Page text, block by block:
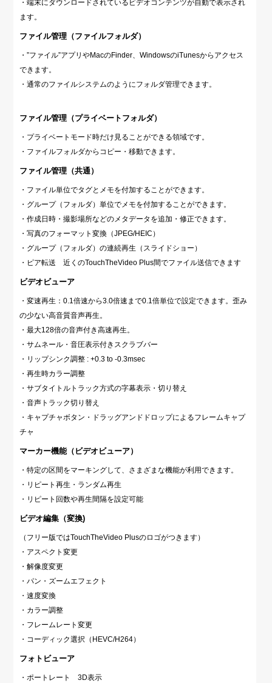
・端末にダウンロードされているビデオコンテンツが自動で表示され
ます。
ファイル管理（ファイルフォルダ）
・”ファイル”アプリやMacのFinder、WindowsのiTunesからアクセス
できます。
・通常のファイルシステムのようにフォルダ管理できます。
ファイル管理（プライベートフォルダ）
・プライベートモード時だけ見ることができる領域です。
・ファイルフォルダからコピー・移動できます。
ファイル管理（共通）
・ファイル単位でタグとメモを付加することができます。
・グループ（フォルダ）単位でメモを付加することができます。
・作成日時・撮影場所などのメタデータを追加・修正できます。
・写真のフォーマット変換（JPEG/HEIC）
・グループ（フォルダ）の連続再生（スライドショー）
・ピア転送 近くのTouchTheVideo Plus間でファイル送信できます
ビデオビューア
・変速再生：0.1倍速から3.0倍速まで0.1倍単位で設定できます。歪み
の少ない高音質音声再生。
・最大128倍の音声付き高速再生。
・サムネール・音圧表示付きスクラブバー
・リップシンク調整 : +0.3 to -0.3msec
・再生時カラー調整
・サブタイトルトラック方式の字幕表示・切り替え
・音声トラック切り替え
・キャプチャボタン・ドラッグアンドドロップによるフレームキャプ
チャ
マーカー機能（ビデオビューア）
・特定の区間をマーキングして、さまざまな機能が利用できます。
・リピート再生・ランダム再生
・リピート回数や再生間隔を設定可能
ビデオ編集（変換)
（フリー版ではTouchTheVideo Plusのロゴがつきます）
・アスペクト変更
・解像度変更
・パン・ズームエフェクト
・速度変換
・カラー調整
・フレームレート変更
・コーディック選択（HEVC/H264）
フォトビューア
・ポートレート 3D表示